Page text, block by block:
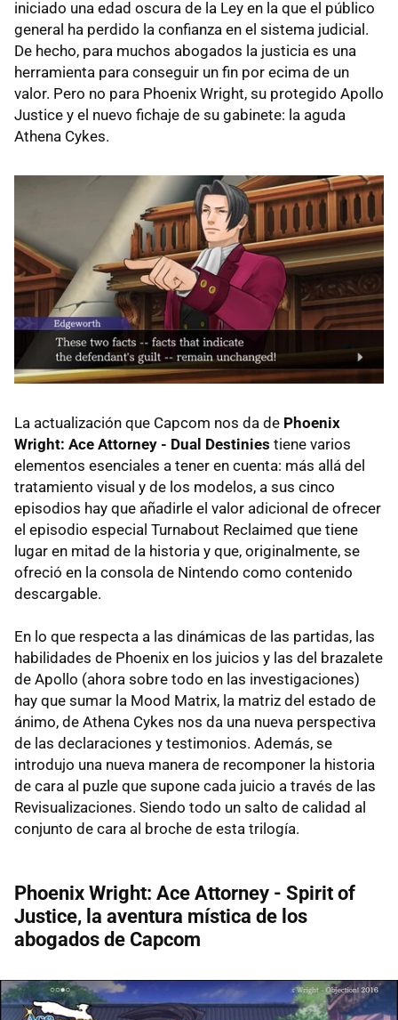
iniciado una edad oscura de la Ley en la que el público
general ha perdido la confianza en el sistema judicial.
De hecho, para muchos abogados la justicia es una
herramienta para conseguir un fin por ecima de un
valor. Pero no para Phoenix Wright, su protegido Apollo
Justice y el nuevo fichaje de su gabinete: la aguda
Athena Cykes.
La actualización que Capcom nos da de Phoenix
Wright: Ace Attorney - Dual Destinies tiene varios
elementos esenciales a tener en cuenta: más allá del
tratamiento visual y de los modelos, a sus cinco
episodios hay que añadirle el valor adicional de ofrecer
el episodio especial Turnabout Reclaimed que tiene
lugar en mitad de la historia y que, originalmente, se
ofreció en la consola de Nintendo como contenido
descargable.
En lo que respecta a las dinámicas de las partidas, las
habilidades de Phoenix en los juicios y las del brazalete
de Apollo (ahora sobre todo en las investigaciones)
hay que sumar la Mood Matrix, la matriz del estado de
ánimo, de Athena Cykes nos da una nueva perspectiva
de las declaraciones y testimonios. Además, se
introdujo una nueva manera de recomponer la historia
de cara al puzle que supone cada juicio a través de las
Revisualizaciones. Siendo todo un salto de calidad al
conjunto de cara al broche de esta trilogía.
Phoenix Wright: Ace Attorney - Spirit of
Justice, la aventura mística de los
abogados de Capcom